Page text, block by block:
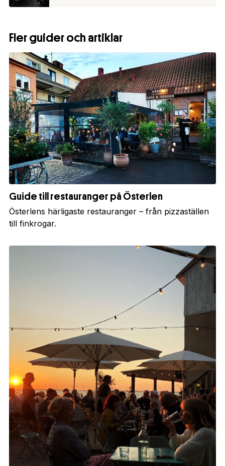
Fler guider och artiklar
Guide till restauranger på Österlen
Österlens härligaste restauranger – från pizzaställen
till finkrogar.